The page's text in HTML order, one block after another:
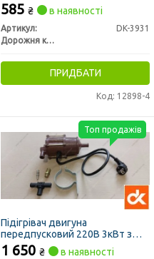
585 ₴ в наявності
Артикул:
DK-3931
Дорожня карта
ПРИДБАТИ
Код: 12898-4
Підігрівач двигуна
передпусковий 220В 3кВт з
помпою (ДК)
1 650 ₴ в наявності
Топ продажів